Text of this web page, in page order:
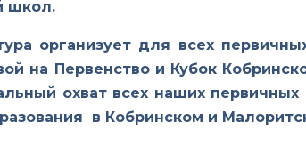
школ.
организует для всех
на Первенство и Кубок
охват всех наших первичных
в Кобринском и